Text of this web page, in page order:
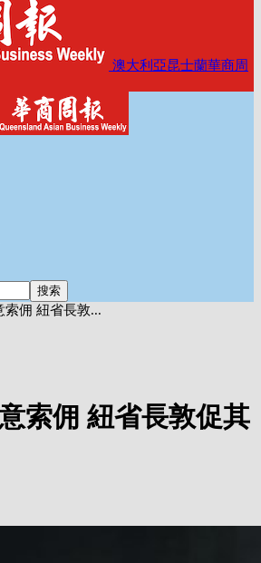
澳大利亞昆士蘭華商周
索佣 紐省長敦...
索佣 紐省長敦促其